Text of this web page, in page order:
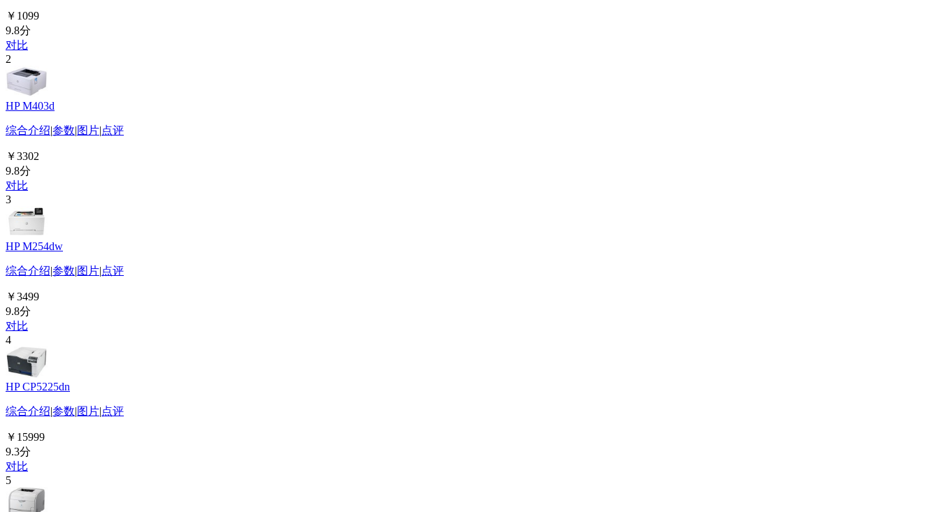
￥1099
9.8分
对比
2
HP M403d
综合介绍|参数|图片|点评
￥3302
9.8分
对比
3
HP M254dw
综合介绍|参数|图片|点评
￥3499
9.8分
对比
4
HP CP5225dn
综合介绍|参数|图片|点评
￥15999
9.3分
对比
5